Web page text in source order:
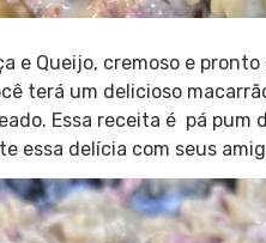
e Queijo, cremoso e
terá um delicioso
Essa receita é pá
essa delícia com seus